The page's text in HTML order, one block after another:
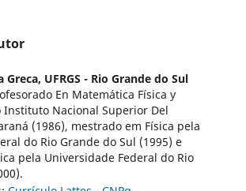
Greca, UFRGS - Rio Grande do Sul
En Matemática Física y
Instituto Nacional Superior Del
(1986), mestrado em Física pela
do Rio Grande do Sul (1995) e
pela Universidade Federal do Rio